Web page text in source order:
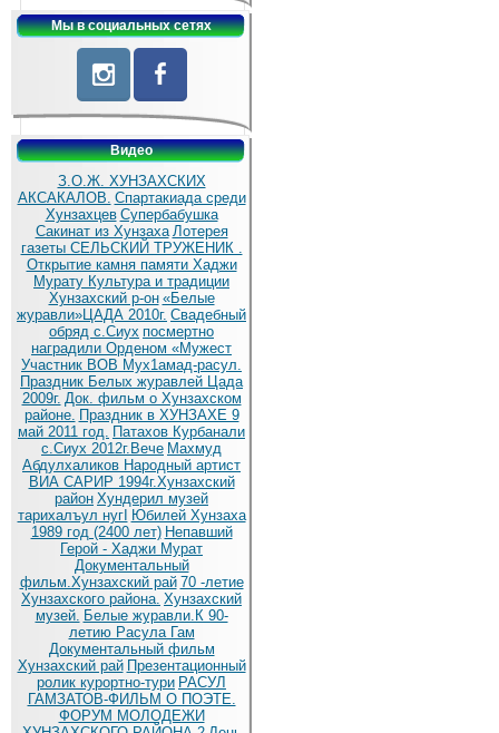
Мы в социальных сетях
Видео
З.О.Ж. ХУНЗАХСКИХ
АКСАКАЛОВ. Спартакиада среди
Хунзахцев Супербабушка
Сакинат из Хунзаха Лотерея
газеты СЕЛЬСКИЙ ТРУЖЕНИК .
Открытие камня памяти Хаджи
Мурату Культура и традиции
Хунзахский р-он «Белые
журавли»ЦАДА 2010г. Cвадебный
обряд c.Сиух посмертно
наградили Орденом «Мужест
Участник ВОВ Мух1амад-расул.
Праздник Белых журавлей Цада
2009г. Док. фильм о Хунзахском
районе. Праздник в ХУНЗАХЕ 9
май 2011 год. Патахов Курбанали
с.Сиух 2012г.Вече Махмуд
Абдулхаликов Народный артист
ВИА САРИР 1994г.Хунзахский
район Хундерил музей
тарихалъул нугI Юбилей Хунзаха
1989 год (2400 лет) Непавший
Герой - Хаджи Мурат
Документальный
фильм.Хунзахский рай 70 -летие
Хунзахского района. Хунзахский
музей. Белые журавли.К 90-
летию Расула Гам
Документальный фильм
Хунзахский рай Презентационный
ролик курортно-тури РАСУЛ
ГАМЗАТОВ-ФИЛЬМ О ПОЭТЕ.
ФОРУМ МОЛОДЕЖИ